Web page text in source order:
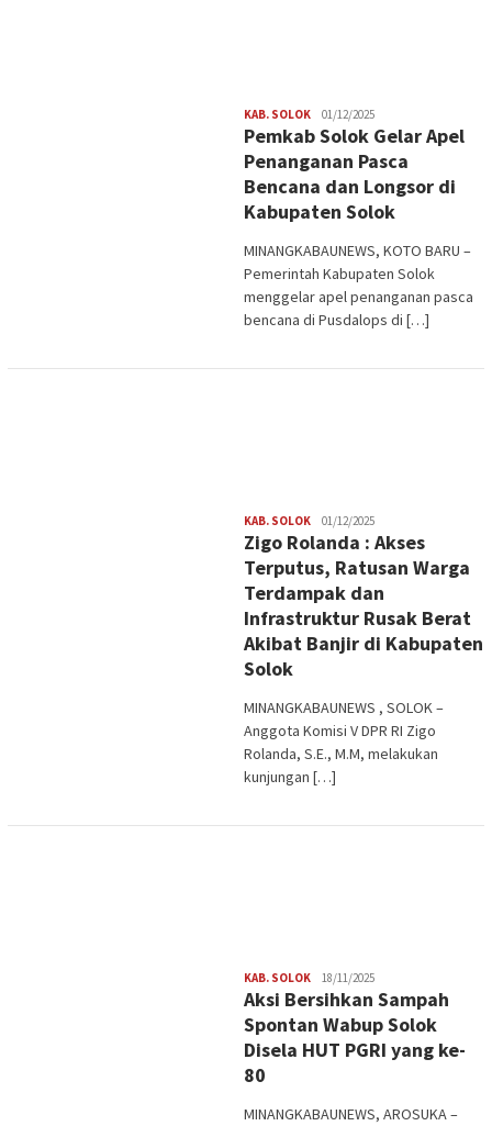
KAB. SOLOKRedaksi
01/12/2025
Pemkab Solok Gelar Apel
Penanganan Pasca
Bencana dan Longsor di
Kabupaten Solok
MINANGKABAUNEWS, KOTO BARU –
Pemerintah Kabupaten Solok
menggelar apel penanganan pasca
bencana di Pusdalops di […]
KAB. SOLOKRedaksi
01/12/2025
Zigo Rolanda : Akses
Terputus, Ratusan Warga
Terdampak dan
Infrastruktur Rusak Berat
Akibat Banjir di Kabupaten
Solok
MINANGKABAUNEWS , SOLOK –
Anggota Komisi V DPR RI Zigo
Rolanda, S.E., M.M, melakukan
kunjungan […]
KAB. SOLOKRedaksi
18/11/2025
Aksi Bersihkan Sampah
Spontan Wabup Solok
Disela HUT PGRI yang ke-
80
MINANGKABAUNEWS, AROSUKA –